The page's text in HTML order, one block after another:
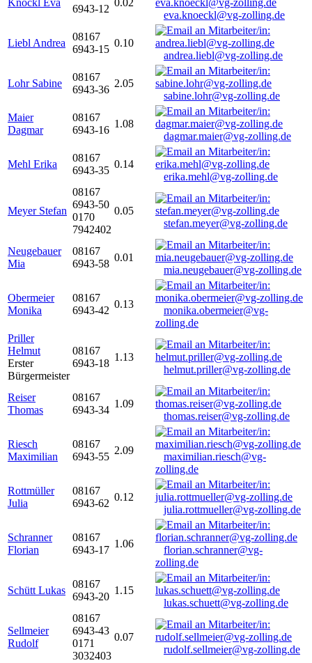
Knöckl Eva
6943-12
0.02
eva.knoeckl@vg-zolling.de
Liebl Andrea
08167
6943-15
0.10
andrea.liebl@vg-zolling.de
Lohr Sabine
08167
6943-36
2.05
sabine.lohr@vg-zolling.de
Maier
Dagmar
08167
6943-16
1.08
dagmar.maier@vg-zolling.de
Mehl Erika
08167
6943-35
0.14
erika.mehl@vg-zolling.de
Meyer Stefan
08167
6943-50
0170
7942402
0.05
stefan.meyer@vg-zolling.de
Neugebauer
Mia
08167
6943-58
0.01
mia.neugebauer@vg-zolling.de
Obermeier
Monika
08167
6943-42
0.13
monika.obermeier@vg-
zolling.de
Priller
Helmut
Erster
Bürgermeister
08167
6943-18
1.13
helmut.priller@vg-zolling.de
Reiser
Thomas
08167
6943-34
1.09
thomas.reiser@vg-zolling.de
Riesch
Maximilian
08167
6943-55
2.09
maximilian.riesch@vg-
zolling.de
Rottmüller
Julia
08167
6943-62
0.12
julia.rottmueller@vg-zolling.de
Schranner
Florian
08167
6943-17
1.06
florian.schranner@vg-
zolling.de
Schütt Lukas
08167
6943-20
1.15
lukas.schuett@vg-zolling.de
Sellmeier
Rudolf
08167
6943-43
0171
3032403
0.07
rudolf.sellmeier@vg-zolling.de